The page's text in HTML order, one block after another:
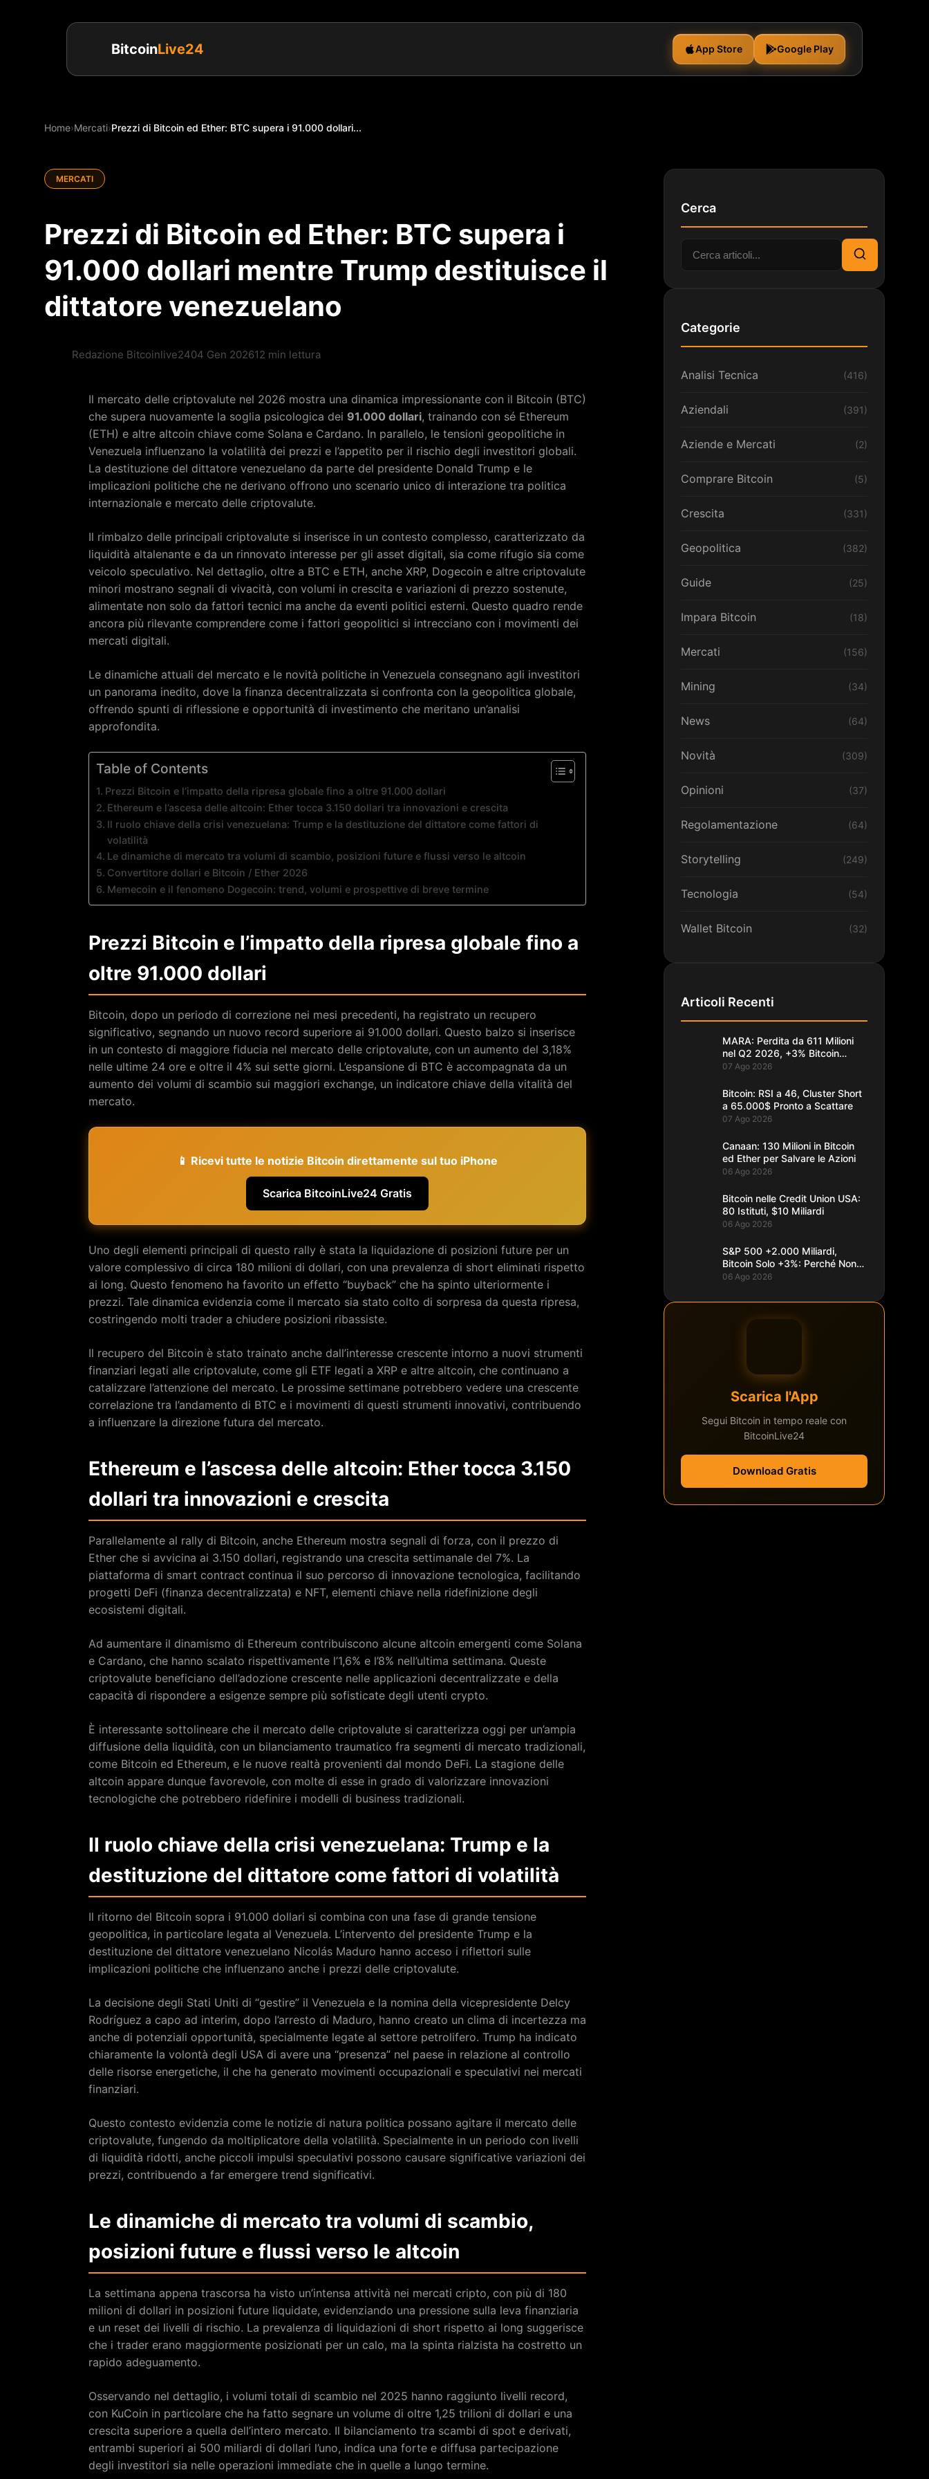
BitcoinLive24 App Store Google Play
Home›Mercati›Prezzi di Bitcoin ed Ether: BTC supera i 91.000 dollari...
MERCATI
Prezzi di Bitcoin ed Ether: BTC supera i
91.000 dollari mentre Trump destituisce il
dittatore venezuelano
Redazione Bitcoinlive2404 Gen 202612 min lettura
Il mercato delle criptovalute nel 2026 mostra una dinamica impressionante con il Bitcoin (BTC)
che supera nuovamente la soglia psicologica dei 91.000 dollari, trainando con sé Ethereum
(ETH) e altre altcoin chiave come Solana e Cardano. In parallelo, le tensioni geopolitiche in
Venezuela influenzano la volatilità dei prezzi e l’appetito per il rischio degli investitori globali.
La destituzione del dittatore venezuelano da parte del presidente Donald Trump e le
implicazioni politiche che ne derivano offrono uno scenario unico di interazione tra politica
internazionale e mercato delle criptovalute.
Il rimbalzo delle principali criptovalute si inserisce in un contesto complesso, caratterizzato da
liquidità altalenante e da un rinnovato interesse per gli asset digitali, sia come rifugio sia come
veicolo speculativo. Nel dettaglio, oltre a BTC e ETH, anche XRP, Dogecoin e altre criptovalute
minori mostrano segnali di vivacità, con volumi in crescita e variazioni di prezzo sostenute,
alimentate non solo da fattori tecnici ma anche da eventi politici esterni. Questo quadro rende
ancora più rilevante comprendere come i fattori geopolitici si intrecciano con i movimenti dei
mercati digitali.
Le dinamiche attuali del mercato e le novità politiche in Venezuela consegnano agli investitori
un panorama inedito, dove la finanza decentralizzata si confronta con la geopolitica globale,
offrendo spunti di riflessione e opportunità di investimento che meritano un’analisi
approfondita.
Table of Contents
Prezzi Bitcoin e l’impatto della ripresa globale fino a oltre 91.000 dollari
Ethereum e l’ascesa delle altcoin: Ether tocca 3.150 dollari tra innovazioni e crescita
Il ruolo chiave della crisi venezuelana: Trump e la destituzione del dittatore come fattori di
volatilità
Le dinamiche di mercato tra volumi di scambio, posizioni future e flussi verso le altcoin
Convertitore dollari e Bitcoin / Ether 2026
Memecoin e il fenomeno Dogecoin: trend, volumi e prospettive di breve termine
Prezzi Bitcoin e l’impatto della ripresa globale fino a
oltre 91.000 dollari
Bitcoin, dopo un periodo di correzione nei mesi precedenti, ha registrato un recupero
significativo, segnando un nuovo record superiore ai 91.000 dollari. Questo balzo si inserisce
in un contesto di maggiore fiducia nel mercato delle criptovalute, con un aumento del 3,18%
nelle ultime 24 ore e oltre il 4% sui sette giorni. L’espansione di BTC è accompagnata da un
aumento dei volumi di scambio sui maggiori exchange, un indicatore chiave della vitalità del
mercato.
📱 Ricevi tutte le notizie Bitcoin direttamente sul tuo iPhone
Scarica BitcoinLive24 Gratis
Uno degli elementi principali di questo rally è stata la liquidazione di posizioni future per un
valore complessivo di circa 180 milioni di dollari, con una prevalenza di short eliminati rispetto
ai long. Questo fenomeno ha favorito un effetto “buyback” che ha spinto ulteriormente i
prezzi. Tale dinamica evidenzia come il mercato sia stato colto di sorpresa da questa ripresa,
costringendo molti trader a chiudere posizioni ribassiste.
Il recupero del Bitcoin è stato trainato anche dall’interesse crescente intorno a nuovi strumenti
finanziari legati alle criptovalute, come gli ETF legati a XRP e altre altcoin, che continuano a
catalizzare l’attenzione del mercato. Le prossime settimane potrebbero vedere una crescente
correlazione tra l’andamento di BTC e i movimenti di questi strumenti innovativi, contribuendo
a influenzare la direzione futura del mercato.
Ethereum e l’ascesa delle altcoin: Ether tocca 3.150
dollari tra innovazioni e crescita
Parallelamente al rally di Bitcoin, anche Ethereum mostra segnali di forza, con il prezzo di
Ether che si avvicina ai 3.150 dollari, registrando una crescita settimanale del 7%. La
piattaforma di smart contract continua il suo percorso di innovazione tecnologica, facilitando
progetti DeFi (finanza decentralizzata) e NFT, elementi chiave nella ridefinizione degli
ecosistemi digitali.
Ad aumentare il dinamismo di Ethereum contribuiscono alcune altcoin emergenti come Solana
e Cardano, che hanno scalato rispettivamente l’1,6% e l’8% nell’ultima settimana. Queste
criptovalute beneficiano dell’adozione crescente nelle applicazioni decentralizzate e della
capacità di rispondere a esigenze sempre più sofisticate degli utenti crypto.
È interessante sottolineare che il mercato delle criptovalute si caratterizza oggi per un’ampia
diffusione della liquidità, con un bilanciamento traumatico fra segmenti di mercato tradizionali,
come Bitcoin ed Ethereum, e le nuove realtà provenienti dal mondo DeFi. La stagione delle
altcoin appare dunque favorevole, con molte di esse in grado di valorizzare innovazioni
tecnologiche che potrebbero ridefinire i modelli di business tradizionali.
Il ruolo chiave della crisi venezuelana: Trump e la
destituzione del dittatore come fattori di volatilità
Il ritorno del Bitcoin sopra i 91.000 dollari si combina con una fase di grande tensione
geopolitica, in particolare legata al Venezuela. L’intervento del presidente Trump e la
destituzione del dittatore venezuelano Nicolás Maduro hanno acceso i riflettori sulle
implicazioni politiche che influenzano anche i prezzi delle criptovalute.
La decisione degli Stati Uniti di “gestire” il Venezuela e la nomina della vicepresidente Delcy
Rodríguez a capo ad interim, dopo l’arresto di Maduro, hanno creato un clima di incertezza ma
anche di potenziali opportunità, specialmente legate al settore petrolifero. Trump ha indicato
chiaramente la volontà degli USA di avere una “presenza” nel paese in relazione al controllo
delle risorse energetiche, il che ha generato movimenti occupazionali e speculativi nei mercati
finanziari.
Questo contesto evidenzia come le notizie di natura politica possano agitare il mercato delle
criptovalute, fungendo da moltiplicatore della volatilità. Specialmente in un periodo con livelli
di liquidità ridotti, anche piccoli impulsi speculativi possono causare significative variazioni dei
prezzi, contribuendo a far emergere trend significativi.
Le dinamiche di mercato tra volumi di scambio,
posizioni future e flussi verso le altcoin
La settimana appena trascorsa ha visto un’intensa attività nei mercati cripto, con più di 180
milioni di dollari in posizioni future liquidate, evidenziando una pressione sulla leva finanziaria
e un reset dei livelli di rischio. La prevalenza di liquidazioni di short rispetto ai long suggerisce
che i trader erano maggiormente posizionati per un calo, ma la spinta rialzista ha costretto un
rapido adeguamento.
Osservando nel dettaglio, i volumi totali di scambio nel 2025 hanno raggiunto livelli record,
con KuCoin in particolare che ha fatto segnare un volume di oltre 1,25 trilioni di dollari e una
crescita superiore a quella dell’intero mercato. Il bilanciamento tra scambi di spot e derivati,
entrambi superiori ai 500 miliardi di dollari l’uno, indica una forte e diffusa partecipazione
degli investitori sia nelle operazioni immediate che in quelle a lungo termine.
Cerca
Cerca:
Cerca
Categorie
Analisi Tecnica (416)
Aziendali (391)
Aziende e Mercati (2)
Comprare Bitcoin (5)
Crescita (331)
Geopolitica (382)
Guide (25)
Impara Bitcoin (18)
Mercati (156)
Mining (34)
News (64)
Novità (309)
Opinioni (37)
Regolamentazione (64)
Storytelling (249)
Tecnologia (54)
Wallet Bitcoin (32)
Articoli Recenti
MARA: Perdita da 611 Milioni
nel Q2 2026, +3% Bitcoin
Minati
07 Ago 2026
Bitcoin: RSI a 46, Cluster Short
a 65.000$ Pronto a Scattare
07 Ago 2026
Canaan: 130 Milioni in Bitcoin
ed Ether per Salvare le Azioni
06 Ago 2026
Bitcoin nelle Credit Union USA:
80 Istituti, $10 Miliardi
06 Ago 2026
S&P 500 +2.000 Miliardi,
Bitcoin Solo +3%: Perché Non
Segue
06 Ago 2026
Scarica l'App
Segui Bitcoin in tempo reale con
BitcoinLive24
Download Gratis